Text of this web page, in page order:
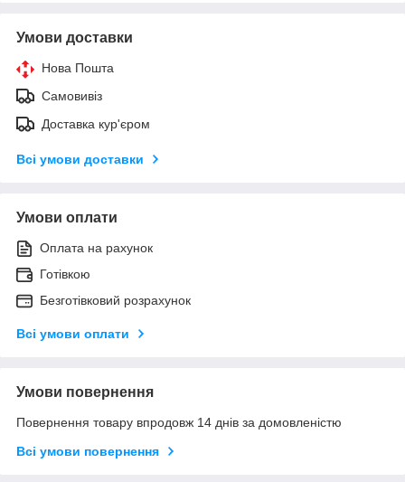
Умови доставки
Нова Пошта
Самовивіз
Доставка кур'єром
Всі умови доставки
Умови оплати
Оплата на рахунок
Готівкою
Безготівковий розрахунок
Всі умови оплати
Умови повернення
Повернення товару впродовж 14 днів за домовленістю
Всі умови повернення